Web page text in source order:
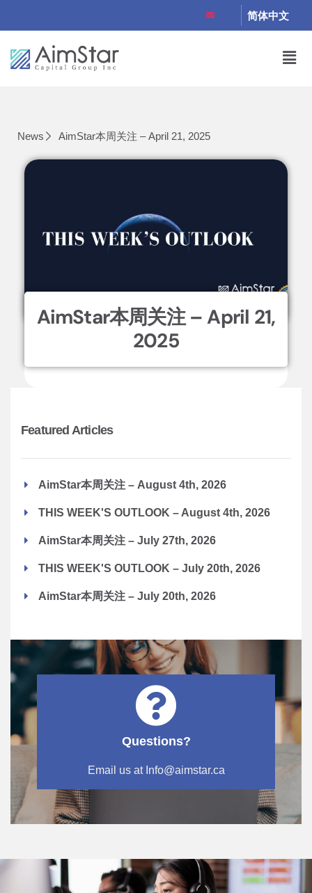
简体中文
News AimStar本周关注 – April 21, 2025
AimStar本周关注 – April 21,
2025
Featured Articles
AimStar本周关注 – August 4th, 2026
THIS WEEK'S OUTLOOK – August 4th, 2026
AimStar本周关注 – July 27th, 2026
THIS WEEK'S OUTLOOK – July 20th, 2026
AimStar本周关注 – July 20th, 2026
Questions?
Email us at Info@aimstar.ca